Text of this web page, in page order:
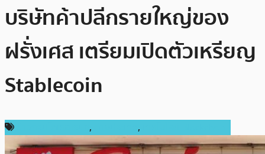
บริษัทค้าปลีกรายใหญ่ของ
ฝรั่งเศส เตรียมเปิดตัวเหรียญ
Stablecoin
, ,